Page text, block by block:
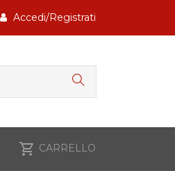
Accedi/Registrati
CARRELLO